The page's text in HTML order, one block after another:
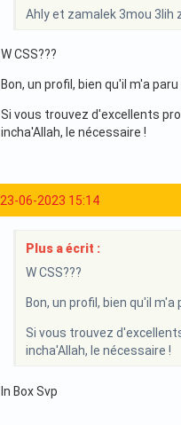
Ahly et zamalek 3mou 3lih
W CSS???
Bon, un profil, bien qu'il m'a
Si vous trouvez d'excellents
incha'Allah, le nécessaire !
23-06-2023 15:14
Plus a écrit :
W CSS???
Bon, un profil, bien qu'il
Si vous trouvez
incha'Allah, le nécessaire !
In Box Svp